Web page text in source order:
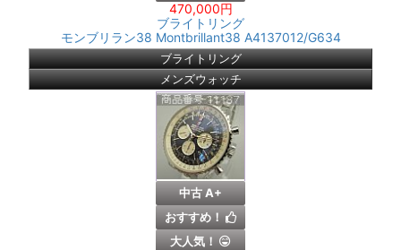
470,000円
ブライトリング
モンブリラン38 Montbrillant38 A4137012/G634
ブライトリング
メンズウォッチ
中古 A+
おすすめ！
大人気！